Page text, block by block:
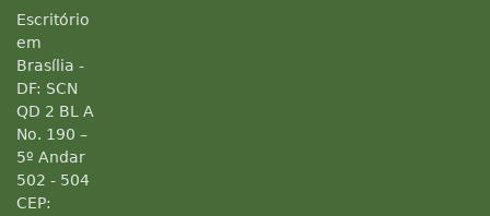
Escritório
em
Brasília -
DF: SCN
QD 2 BL A
No. 190 –
5º Andar
502 - 504
CEP: